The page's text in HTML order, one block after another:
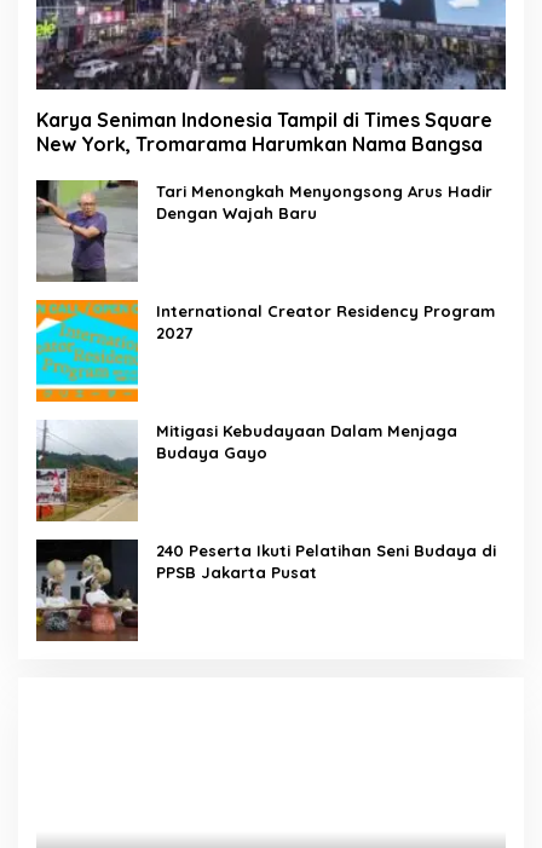
Karya Seniman Indonesia Tampil di Times Square
New York, Tromarama Harumkan Nama Bangsa
Tari Menongkah Menyongsong Arus Hadir
Dengan Wajah Baru
International Creator Residency Program
2027
Mitigasi Kebudayaan Dalam Menjaga
Budaya Gayo
240 Peserta Ikuti Pelatihan Seni Budaya di
PPSB Jakarta Pusat